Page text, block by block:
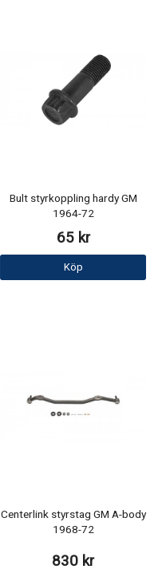
Bult styrkoppling hardy GM
1964-72
65 kr
Köp
Centerlink styrstag GM A-body
1968-72
830 kr